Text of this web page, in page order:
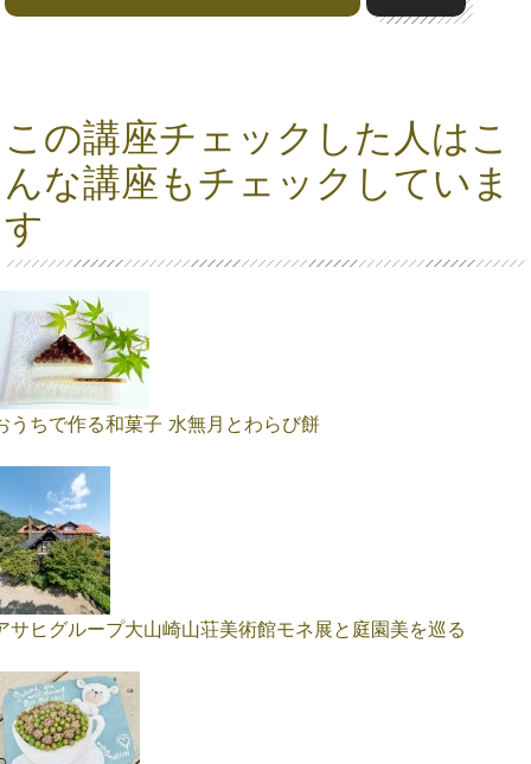
この講座チェックした人はこ
んな講座もチェックしていま
す
うちで作る和菓子 水無月とわらび餅
サヒグループ大山崎山荘美術館モネ展と庭園美を巡る